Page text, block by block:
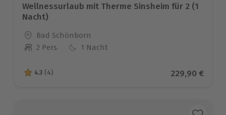
Wellnessurlaub mit Therme Sinsheim für 2 (1
Nacht)
Standort
Bad Schönborn
Anzahl der Teilnehmer
2 Pers. 1 Nacht
4.3 von 5 Sternen basierend auf 4 Bewertungen
4.3 (4) Aktueller
229,90 €